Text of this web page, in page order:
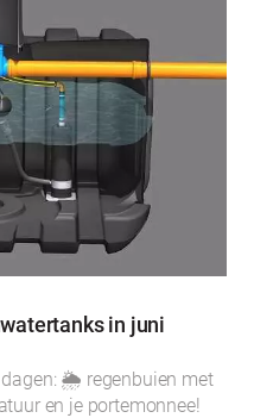
in juni
🌦 regenbuien met
en je portemonnee!